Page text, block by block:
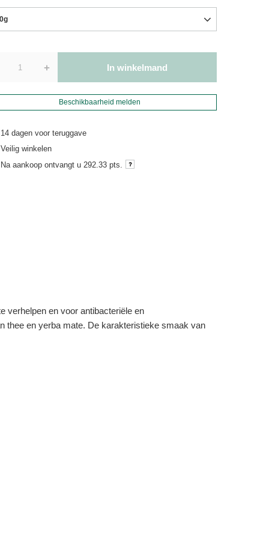
+ In winkelmand
Beschikbaarheid melden
14 dagen voor teruggave
Veilig winkelen
Na aankoop ontvangt u 292.33 pts.
verhelpen en voor antibacteriële en
thee en yerba mate. De karakteristieke smaak van